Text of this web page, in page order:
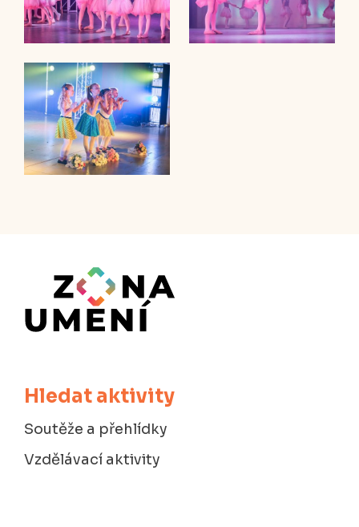
Hledat aktivity
Soutěže a přehlídky
Vzdělávací aktivity